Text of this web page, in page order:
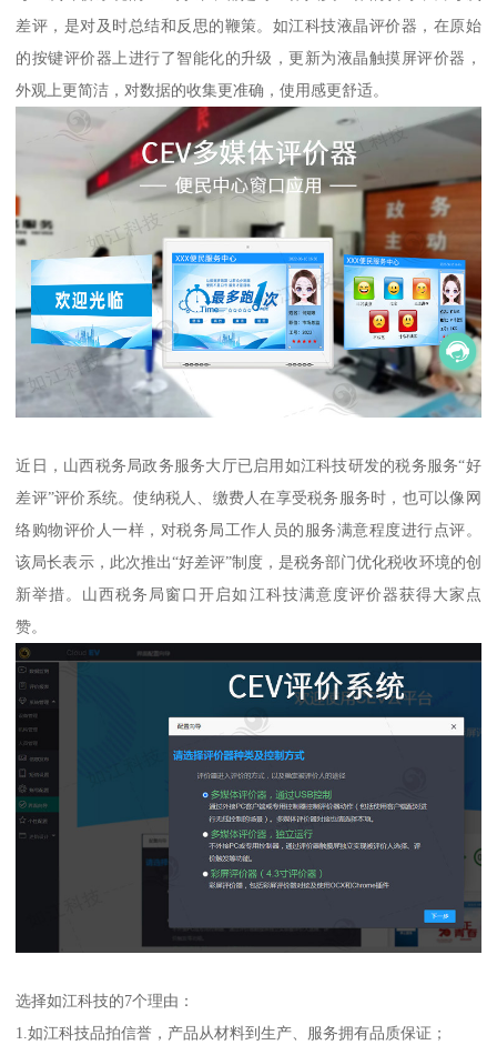
差评，是对及时总结和反思的鞭策。如江科技液晶评价器，在原始
的按键评价器上进行了智能化的升级，更新为液晶触摸屏评价器，
外观上更简洁，对数据的收集更准确，使用感更舒适。
近日，山西税务局政务服务大厅已启用如江科技研发的税务服务“好
差评”评价系统。使纳税人、缴费人在享受税务服务时，也可以像网
络购物评价人一样，对税务局工作人员的服务满意程度进行点评。
该局长表示，此次推出“好差评”制度，是税务部门优化税收环境的创
新举措。山西税务局窗口开启如江科技满意度评价器获得大家点
赞。
选择如江科技的7个理由：
1.如江科技品拍信誉，产品从材料到生产、服务拥有品质保证；